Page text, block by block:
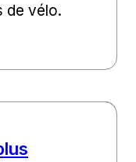
de vélo.